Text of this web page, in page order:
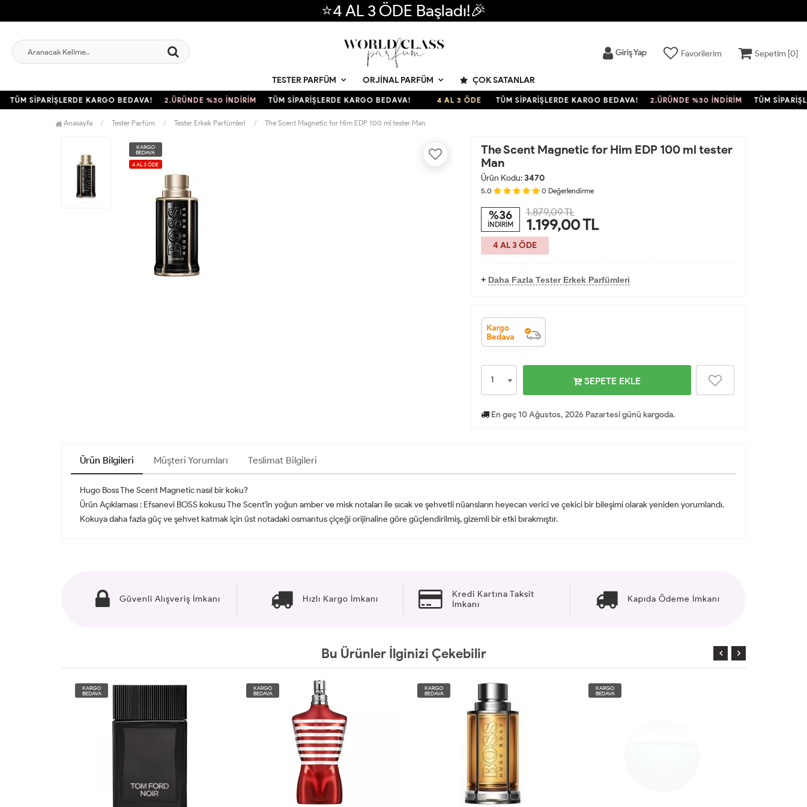
⭐4 AL 3 ÖDE Başladı!🎉
Giriş Yap Favorilerim Sepetim [0]
TESTER PARFÜM ORJINAL PARFÜM ÇOK SATANLAR
SİPARİŞLERDE KARGO BEDAVA! 2.ÜRÜNDE %30 İNDİRİM TÜM SİPARİŞLERDE KARGO BEDAVA! 4 AL 3 ÖDE TÜM SİPARİŞLERDE KARGO BEDAVA! 2.ÜRÜNDE %30 İNDİRİM TÜM
Anasayfa Tester Parfüm Tester Erkek Parfümleri The Scent Magnetic for Him EDP 100 ml tester Man
KARGO
BEDAVA
4 AL 3 ÖDE
The Scent Magnetic for Him EDP 100 ml tester
Man
Ürün Kodu:3470
5.0 0 Değerlendirme
%36
İNDİRİM
1.879,09 TL
1.199,00TL
4 AL 3 ÖDE
+ Daha Fazla Tester Erkek Parfümleri
SEPETE EKLE
En geç 10 Ağustos, 2026 Pazartesi günü kargoda.
Ürün Bilgileri Müşteri Yorumları Teslimat Bilgileri
Hugo Boss The Scent Magnetic nasıl bir koku?
Ürün Açıklaması : Efsanevi BOSS kokusu The Scent'in yoğun amber ve misk notaları ile sıcak ve şehvetli nüansların heyecan verici ve çekici bir bileşimi olarak yeniden yorumlandı.
Kokuya daha fazla güç ve şehvet katmak için üst notadaki osmantus çiçeği orijinaline göre güçlendirilmiş, gizemli bir etki bırakmıştır.
Güvenli Alışveriş İmkanı Hızlı Kargo İmkanı
Kredi Kartına Taksit
İmkanı
Kapıda Ödeme İmkanı
Bu Ürünler İlginizi Çekebilir
KARGO
BEDAVA
KARGO
BEDAVA
KARGO
BEDAVA
KARGO
BEDAVA